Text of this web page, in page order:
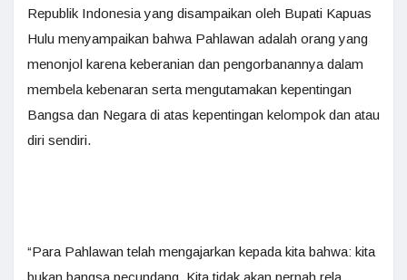
Republik Indonesia yang disampaikan oleh Bupati Kapuas
Hulu menyampaikan bahwa Pahlawan adalah orang yang
menonjol karena keberanian dan pengorbanannya dalam
membela kebenaran serta mengutamakan kepentingan
Bangsa dan Negara di atas kepentingan kelompok dan atau
diri sendiri.
“Para Pahlawan telah mengajarkan kepada kita bahwa: kita
bukan bangsa pecundang. Kita tidak akan pernah rela